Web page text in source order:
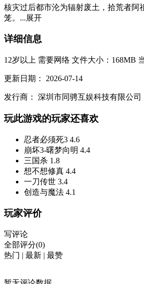
核灾过后都市沦为辐射废土，拾荒者阿
笼。...展开
详细信息
12岁以上 需要网络 文件大小：168MB
更新日期： 2026-07-14
发行商： 深圳市同骋互娱科技有限公司
玩此游戏的玩家还喜欢
忍者必须死3 4.6
崩坏3-曙梦向明 4.4
三国杀 1.8
想不想修真 4.4
一刀传世 3.4
创造与魔法 4.1
玩家评价
写评论
全部评分(0)
热门 | 最新 | 最赞